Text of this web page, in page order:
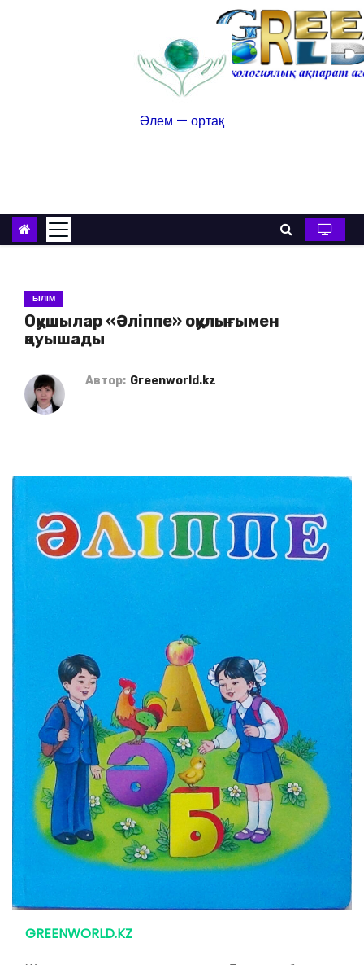
Әлем — ортақ
БІЛІМ
Оқушылар «Әліппе» оқулығымен
қауышады
Автор: Greenworld.kz
GREENWORLD.KZ